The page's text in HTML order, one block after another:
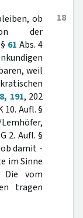
18
ob
der
61 Abs. 4
weil
191, 202
10. Aufl. §
2. Aufl. §
damit -
im Sinne
vom
tragen